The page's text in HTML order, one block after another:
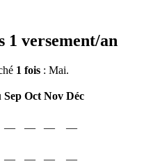
1 versement/an
1 fois : Mai.
Sep Oct Nov Déc
— — —
—
— — —
—